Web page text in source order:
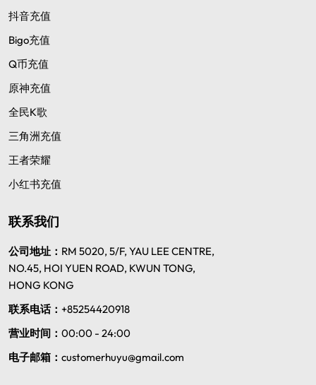
抖音充值
Bigo充值
Q币充值
原神充值
全民K歌
三角洲充值
王者荣耀
小红书充值
联系我们
公司地址： RM 5020, 5/F, YAU LEE CENTRE,
NO.45, HOI YUEN ROAD, KWUN TONG,
HONG KONG
联系电话： +85254420918
营业时间： 00:00 - 24:00
电子邮箱： customerhuyu@gmail.com